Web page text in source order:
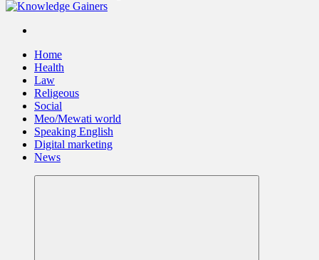
Read & Spread
Home
Health
Law
Religeous
Social
Meo/Mewati world
Speaking English
Digital marketing
News